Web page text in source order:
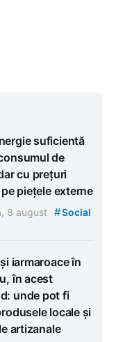
suficientă
de
cu prețuri
piețele externe
8 august #Social
iarmaroace în
în acest
unde pot fi
locale și
artizanale